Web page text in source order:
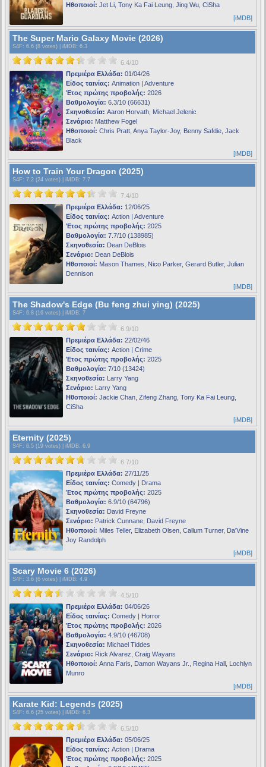
Ηθοποιοί: Jet Li, Tony Ka Fai Leung, Jing Wu, CiSha
[iMDB]
The Super Mario Galaxy Movie (2026)
S4F : 6.6 (8 votes) | iMDB: 6.3
6.4/10
Πρεμιέρα Ελλάδα: 01/04/26
Είδος ταινίας: Animation | Adventure
Έτος πρώτης προβολής: 2026
Βαθμολογία: 6.3/10 (66631)
Σκηνοθεσία: Aaron Horvath, Michael Jelenic
Σενάριο: Matthew Fogel
Ηθοποιοί: Chris Pratt, Anya Taylor-Joy, Benny Safdie, Jack
Black
[iMDB]
How to Train Your Dragon (2025)
S4F : 7.2 (24 votes) | iMDB: 7.7
7.4/10
Πρεμιέρα Ελλάδα: 12/06/25
Είδος ταινίας: Action | Adventure
Έτος πρώτης προβολής: 2025
Βαθμολογία: 7.7/10 (138985)
Σκηνοθεσία: Dean DeBlois
Σενάριο: Dean DeBlois
Ηθοποιοί: Mason Thames, Nico Parker, Gerard Butler, Julian
Dennison
[iMDB]
The Shadow's Edge (Bu feng zhui ying) (2025)
S4F : 6.8 (16 votes) | iMDB: 7
6.9/10
Πρεμιέρα Ελλάδα: 22/02/46
Είδος ταινίας: Action | Crime
Έτος πρώτης προβολής: 2025
Βαθμολογία: 7/10 (13424)
Σκηνοθεσία: Larry Yang
Σενάριο: Larry Yang
Ηθοποιοί: Jackie Chan, Zifeng Zhang, Tony Ka Fai Leung,
CiSha
[iMDB]
Eternity (2025)
S4F : 6.5 (19 votes) | iMDB: 6.9
6.7/10
Πρεμιέρα Ελλάδα: 27/11/25
Είδος ταινίας: Comedy | Drama
Έτος πρώτης προβολής: 2025
Βαθμολογία: 6.9/10 (64796)
Σκηνοθεσία: David Freyne
Σενάριο: Patrick Cunnane, David Freyne
Ηθοποιοί: Miles Teller, Elizabeth Olsen, Callum Turner, Da'Vine
Joy Randolph
[iMDB]
Scary Movie 6 (2026)
S4F : 3.6 (6 votes) | iMDB: 4.9
4.5/10
Πρεμιέρα Ελλάδα: 04/06/26
Είδος ταινίας: Comedy | Horror
Έτος πρώτης προβολής: 2026
Βαθμολογία: 4.9/10 (46708)
Σκηνοθεσία: Michael Tiddes
Σενάριο: Rick Alvarez, Craig Wayans
Ηθοποιοί: Anna Faris, Damon Wayans Jr., Regina Hall, Lochlyn
Munro
[iMDB]
Karate Kid: Legends (2025)
S4F : 6.6 (25 votes) | iMDB: 6.3
6.5/10
Πρεμιέρα Ελλάδα: 05/06/25
Είδος ταινίας: Action | Drama
Έτος πρώτης προβολής: 2025